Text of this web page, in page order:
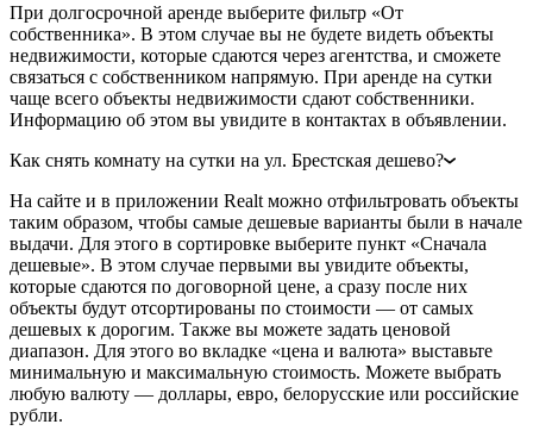
При долгосрочной аренде выберите фильтр «От
собственника». В этом случае вы не будете видеть объекты
недвижимости, которые сдаются через агентства, и сможете
связаться с собственником напрямую. При аренде на сутки
чаще всего объекты недвижимости сдают собственники.
Информацию об этом вы увидите в контактах в объявлении.
Как снять комнату на сутки на ул. Брестская дешево?
На сайте и в приложении Realt можно отфильтровать объекты
таким образом, чтобы самые дешевые варианты были в начале
выдачи. Для этого в сортировке выберите пункт «Сначала
дешевые». В этом случае первыми вы увидите объекты,
которые сдаются по договорной цене, а сразу после них
объекты будут отсортированы по стоимости — от самых
дешевых к дорогим. Также вы можете задать ценовой
диапазон. Для этого во вкладке «цена и валюта» выставьте
минимальную и максимальную стоимость. Можете выбрать
любую валюту — доллары, евро, белорусские или российские
рубли.